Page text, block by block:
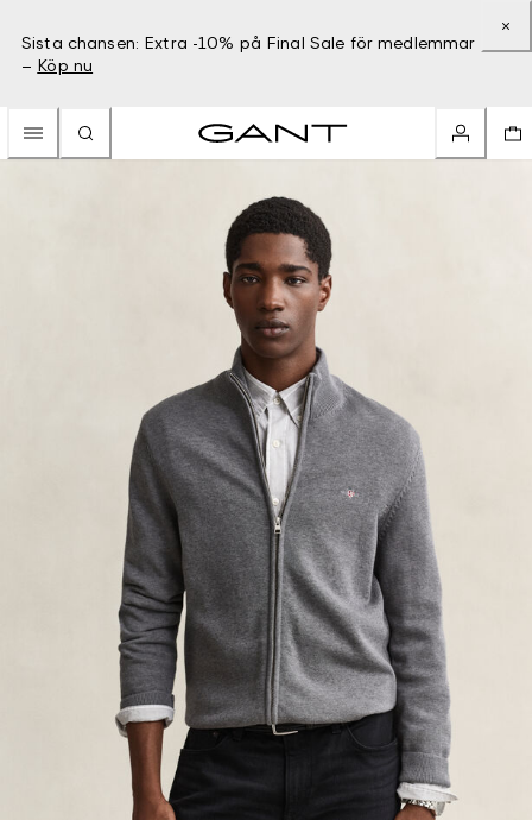
Sista chansen: Extra -10% på Final Sale för medlemmar
– Köp nu